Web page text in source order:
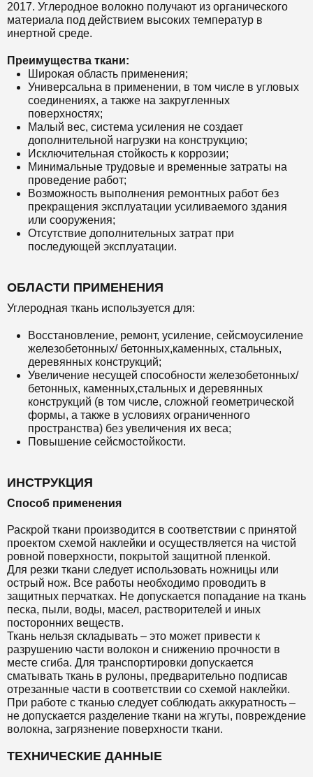
2017. Углеродное волокно получают из органического
материала под действием высоких температур в
инертной среде.
Преимущества ткани:
Широкая область применения;
Универсальна в применении, в том числе в угловых
соединениях, а также на закругленных
поверхностях;
Малый вес, система усиления не создает
дополнительной нагрузки на конструкцию;
Исключительная стойкость к коррозии;
Минимальные трудовые и временные затраты на
проведение работ;
Возможность выполнения ремонтных работ без
прекращения эксплуатации усиливаемого здания
или сооружения;
Отсутствие дополнительных затрат при
последующей эксплуатации.
ОБЛАСТИ ПРИМЕНЕНИЯ
Углеродная ткань используется для:
Восстановление, ремонт, усиление, сейсмоусиление
железобетонных/ бетонных,каменных, стальных,
деревянных конструкций;
Увеличение несущей способности железобетонных/
бетонных, каменных,стальных и деревянных
конструкций (в том числе, сложной геометрической
формы, а также в условиях ограниченного
пространства) без увеличения их веса;
Повышение сейсмостойкости.
ИНСТРУКЦИЯ
Способ применения
Раскрой ткани производится в соответствии с принятой
проектом схемой наклейки и осуществляется на чистой
ровной поверхности, покрытой защитной пленкой.
Для резки ткани следует использовать ножницы или
острый нож. Все работы необходимо проводить в
защитных перчатках. Не допускается попадание на ткань
песка, пыли, воды, масел, растворителей и иных
посторонних веществ.
Ткань нельзя складывать – это может привести к
разрушению части волокон и снижению прочности в
месте сгиба. Для транспортировки допускается
сматывать ткань в рулоны, предварительно подписав
отрезанные части в соответствии со схемой наклейки.
При работе с тканью следует соблюдать аккуратность –
не допускается разделение ткани на жгуты, повреждение
волокна, загрязнение поверхности ткани.
ТЕХНИЧЕСКИЕ ДАННЫЕ